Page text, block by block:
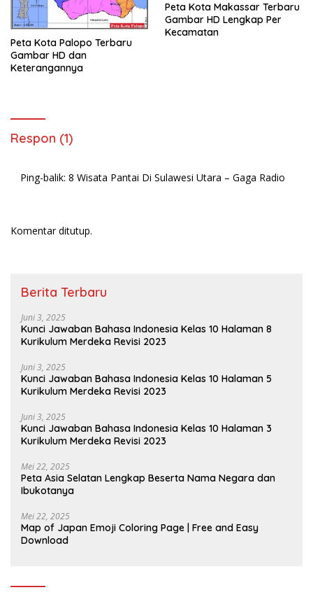
Peta Kota Palopo Terbaru
Gambar HD dan
Keterangannya
Peta Kota Makassar Terbaru
Gambar HD Lengkap Per
Kecamatan
Respon (1)
Ping-balik: 8 Wisata Pantai Di Sulawesi Utara – Gaga Radio
Komentar ditutup.
Berita Terbaru
Juni 3, 2025
Kunci Jawaban Bahasa Indonesia Kelas 10 Halaman 8
Kurikulum Merdeka Revisi 2023
Juni 3, 2025
Kunci Jawaban Bahasa Indonesia Kelas 10 Halaman 5
Kurikulum Merdeka Revisi 2023
Juni 3, 2025
Kunci Jawaban Bahasa Indonesia Kelas 10 Halaman 3
Kurikulum Merdeka Revisi 2023
Mei 22, 2025
Peta Asia Selatan Lengkap Beserta Nama Negara dan
Ibukotanya
Mei 22, 2025
Map of Japan Emoji Coloring Page | Free and Easy
Download